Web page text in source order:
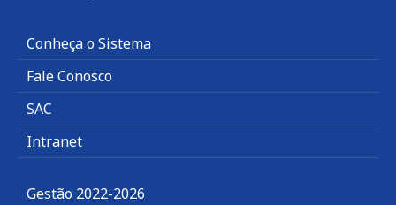
Conheça o Sistema
Fale Conosco
SAC
Intranet
Gestão 2022-2026